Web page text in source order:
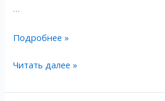
…
Подробнее »
Читать далее »